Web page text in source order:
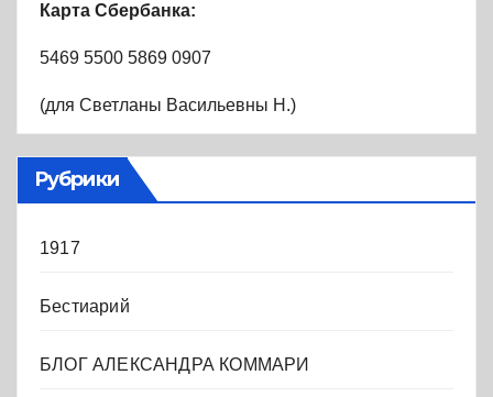
Карта Сбербанка:
5469 5500 5869 0907
(для Светланы Васильевны Н.)
Рубрики
1917
Бестиарий
БЛОГ АЛЕКСАНДРА КОММАРИ